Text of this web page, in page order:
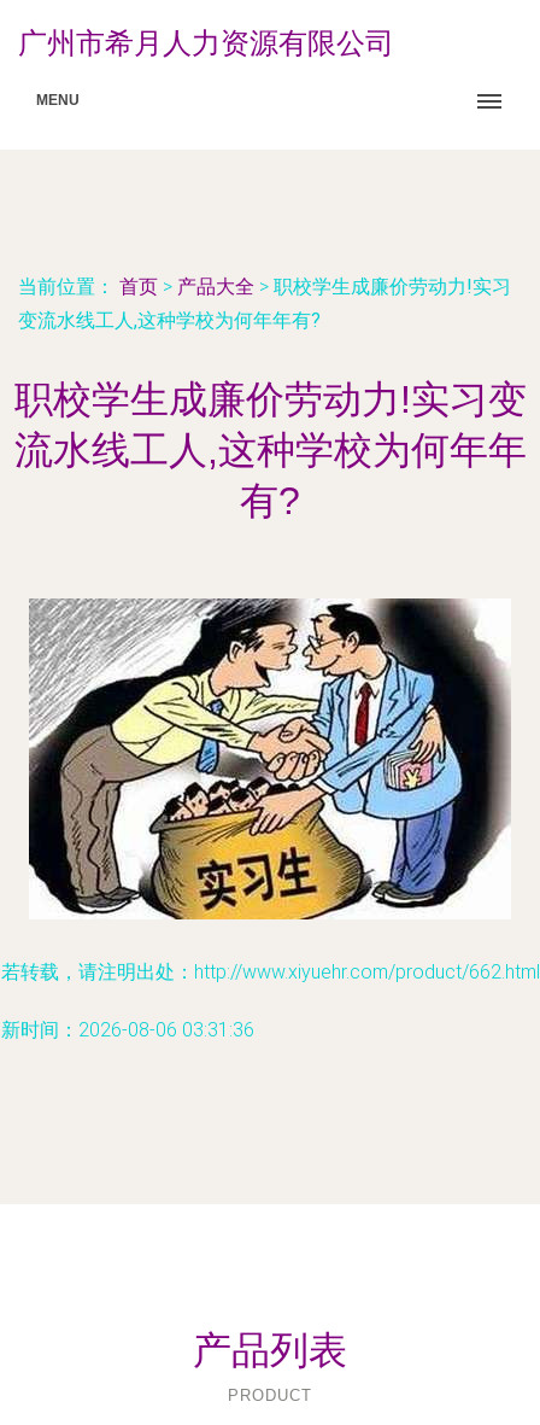
广州市希月人力资源有限公司
MENU
当前位置： 首页 > 产品大全 > 职校学生成廉价劳动力!实习
变流水线工人,这种学校为何年年有?
职校学生成廉价劳动力!实习变
流水线工人,这种学校为何年年
有?
转载，请注明出处：http://www.xiyuehr.com/product/662.html
时间：2026-08-06 03:31:36
产品列表
PRODUCT